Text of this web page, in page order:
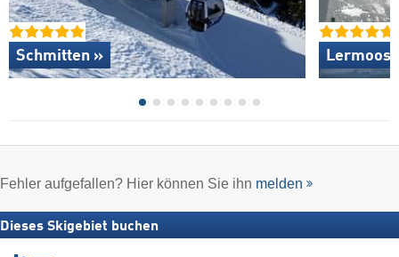
Schmitten » Lermoos
Fehler aufgefallen? Hier können Sie ihn melden
Dieses Skigebiet buchen